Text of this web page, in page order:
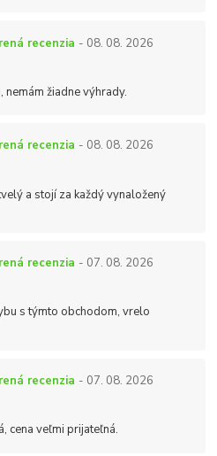
recenzia - 08. 08. 2026
nemám žiadne výhrady.
recenzia - 08. 08. 2026
a stojí za každý vynaložený
recenzia - 07. 08. 2026
s týmto obchodom, vrelo
recenzia - 07. 08. 2026
cena veľmi prijateľná.